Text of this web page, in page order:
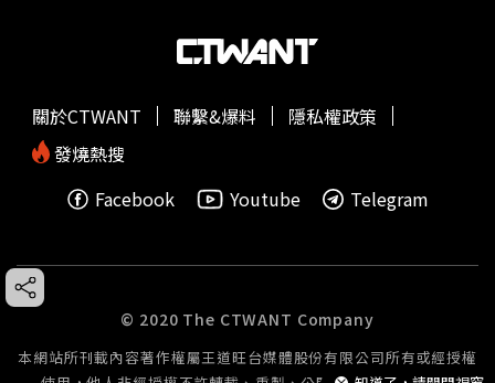
關於CTWANT 聯繫&爆料
隱私權政策
發燒熱搜
Facebook
Youtube Telegram
© 2020 The CTWANT Company
本網站所刊載內容著作權屬王道旺台媒體股份有限公司所有或經授權